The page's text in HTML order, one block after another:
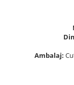
Ambalaj: